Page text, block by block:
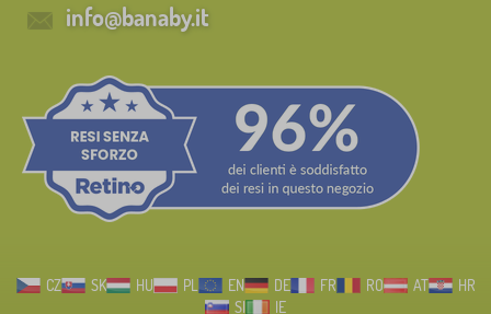
info@banaby.it
CZ SK HU PL EN DE FR RO AT
HR
SI
IE